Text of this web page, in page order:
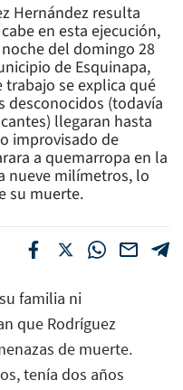
Hernández resulta
en esta ejecución,
del domingo 28
de Esquinapa,
se explica qué
desconocidos (todavía
llegaran hasta
improvisado de
a quemarropa en la
nueve milímetros, lo
su muerte.
familia ni
que Rodríguez
de muerte.
tenía dos años